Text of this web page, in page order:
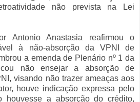
não prevista na Lei
Antonio Anastasia reafirmou o
à não-absorção da VPNI de
a emenda de Plenário nº 1 da
não ensejar a absorção de
visando não trazer ameaças aos
houve indicação expressa pelo
houvesse a absorção do crédito,